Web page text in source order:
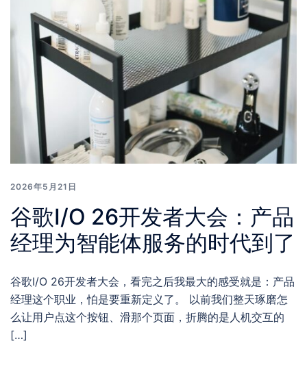
2026年5月21日
谷歌I/O 26开发者大会：产品
经理为智能体服务的时代到了
谷歌I/O 26开发者大会，看完之后我最大的感受就是：产品
经理这个职业，怕是要重新定义了。 以前我们整天琢磨怎
么让用户点这个按钮、滑那个页面，折腾的是人机交互的
[…]